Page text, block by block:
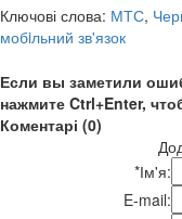
Ключові слова: МТС,
мобiльний зв'язок
Если вы заметили
нажмите Ctrl+Enter,
Коментарі (0)
*Ім'я:
E-mail: